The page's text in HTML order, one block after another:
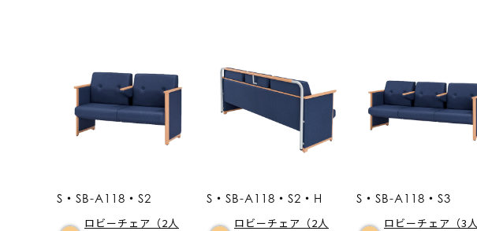
S・SB-A118・S2
ロビーチェア（2人
S・SB-A118・S2・H
ロビーチェア（2人
S・SB-A118・S3
ロビーチェア（3人